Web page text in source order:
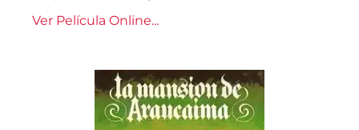
Ver Película Online...